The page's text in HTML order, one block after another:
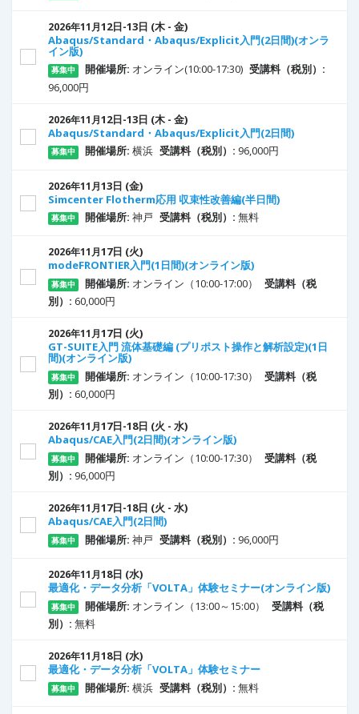
2026年11月12日-13日 (木 - 金)
Abaqus/Standard・Abaqus/Explicit入門(2日間)(オンラ
イン版)
募集中 開催場所: オンライン(10:00-17:30) 受講料（税別）:
96,000円
2026年11月12日-13日 (木 - 金)
Abaqus/Standard・Abaqus/Explicit入門(2日間)
募集中 開催場所: 横浜 受講料（税別）: 96,000円
2026年11月13日 (金)
Simcenter Flotherm応用 収束性改善編(半日間)
募集中 開催場所: 神戸 受講料（税別）: 無料
2026年11月17日 (火)
modeFRONTIER入門(1日間)(オンライン版)
募集中 開催場所: オンライン（10:00-17:00）
受講料（税
別）: 60,000円
2026年11月17日 (火)
GT-SUITE入門 流体基礎編 (プリポスト操作と解析設定)(1日
間)(オンライン版)
募集中 開催場所: オンライン（10:00-17:30）
受講料（税
別）: 60,000円
2026年11月17日-18日 (火 - 水)
Abaqus/CAE入門(2日間)(オンライン版)
募集中 開催場所: オンライン（10:00-17:30）
受講料（税
別）: 96,000円
2026年11月17日-18日 (火 - 水)
Abaqus/CAE入門(2日間)
募集中 開催場所: 神戸 受講料（税別）: 96,000円
2026年11月18日 (水)
最適化・データ分析「VOLTA」体験セミナー(オンライン版)
募集中 開催場所: オンライン（13:00～15:00）
受講料（税
別）: 無料
2026年11月18日 (水)
最適化・データ分析「VOLTA」体験セミナー
募集中 開催場所: 横浜 受講料（税別）: 無料